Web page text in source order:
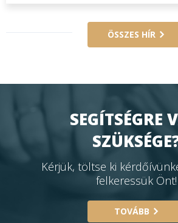
ÖSSZES HÍR
SEGÍTSÉGRE
Kérjük, töltse ki
felkeressük Önt!
TOVÁBB